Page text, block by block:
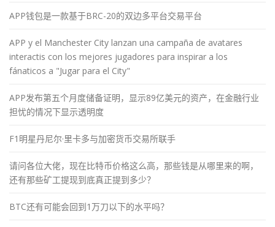
APP钱包是一款基于BRC-20的双边多平台交易平台
APP y el Manchester City lanzan una campaña de avatares
interactis con los mejores jugadores para inspirar a los
fánaticos a "Jugar para el City"
APP发布第五个月度储备证明，显示89亿美元的资产，在金融行业
担忧的情况下显示透明度
F1明星丹尼尔·里卡多与加密货币交易所联手
请问各位大佬，现在比特币价格这么高，那些钱是从哪里来的啊，
还有那些矿工提现到底真正提到多少？
BTC还有可能会回到1万刀以下的水平吗？